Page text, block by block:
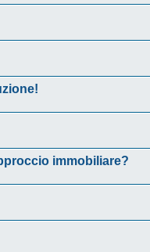
immobiliare?